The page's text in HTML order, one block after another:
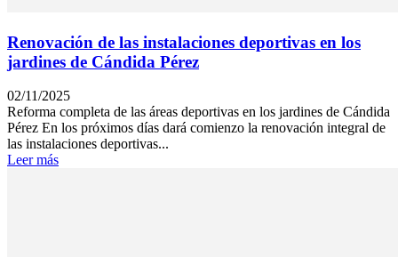
Renovación de las instalaciones deportivas en los
jardines de Cándida Pérez
02/11/2025
Reforma completa de las áreas deportivas en los jardines de Cándida
Pérez En los próximos días dará comienzo la renovación integral de
las instalaciones deportivas...
Leer más